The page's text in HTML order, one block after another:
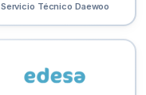
Servicio Técnico Daewoo